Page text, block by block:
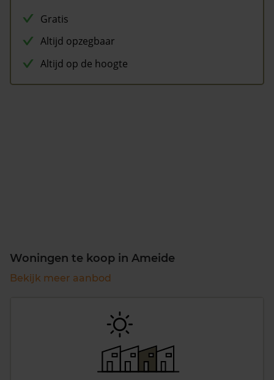
Gratis
Altijd opzegbaar
Altijd op de hoogte
Woningen te koop in Ameide
Bekijk meer aanbod